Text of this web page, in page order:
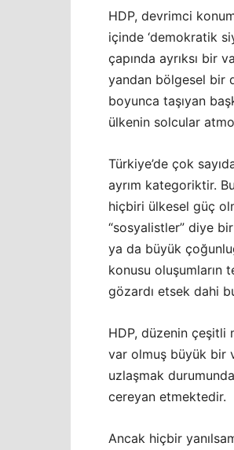
HDP, devrimci
içinde ‘demokratik
çapında ayrıksı bir
yandan bölgesel bir
boyunca taşıyan
ülkenin solcular
Türkiye’de çok
ayrım kategoriktir.
hiçbiri ülkesel güç
“sosyalistler” diye
ya da büyük
konusu oluşumların
gözardı etsek dahi
HDP, düzenin çeşitli
var olmuş büyük bir
uzlaşmak
cereyan etmektedir.
Ancak hiçbir